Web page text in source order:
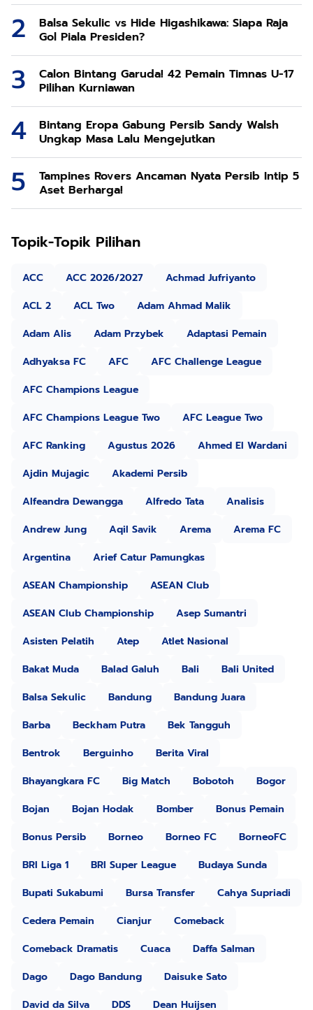
Balsa Sekulic vs Hide Higashikawa: Siapa Raja
Gol Piala Presiden?
Calon Bintang Garuda! 42 Pemain Timnas U-17
Pilihan Kurniawan
Bintang Eropa Gabung Persib Sandy Walsh
Ungkap Masa Lalu Mengejutkan
Tampines Rovers Ancaman Nyata Persib Intip 5
Aset Berharga!
Topik-Topik Pilihan
ACC ACC 2026/2027
Achmad Jufriyanto
ACL 2
ACL Two
Adam Ahmad Malik
Adam Alis
Adam Przybek
Adaptasi Pemain
Adhyaksa FC
AFC
AFC Challenge League
AFC Champions League
AFC Champions League Two
AFC League Two
AFC Ranking
Agustus 2026
Ahmed El Wardani
Ajdin Mujagic
Akademi Persib
Alfeandra Dewangga
Alfredo Tata
Analisis
Andrew Jung
Aqil Savik Arema
Arema FC
Argentina
Arief Catur Pamungkas
ASEAN Championship
ASEAN Club
ASEAN Club Championship
Asep Sumantri
Asisten Pelatih
Atep
Atlet Nasional
Bakat Muda
Balad Galuh Bali
Bali United
Balsa Sekulic
Bandung
Bandung Juara
Barba
Beckham Putra
Bek Tangguh
Bentrok
Berguinho
Berita Viral
Bhayangkara FC
Big Match Bobotoh
Bogor
Bojan
Bojan Hodak Bomber
Bonus Pemain
Bonus Persib
Borneo Borneo FC
BorneoFC
BRI Liga 1
BRI Super League
Budaya Sunda
Bupati Sukabumi
Bursa Transfer
Cahya Supriadi
Cedera Pemain
Cianjur
Comeback
Comeback Dramatis
Cuaca
Daffa Salman
Dago
Dago Bandung
Daisuke Sato
David da Silva
DDS Dean Huijsen